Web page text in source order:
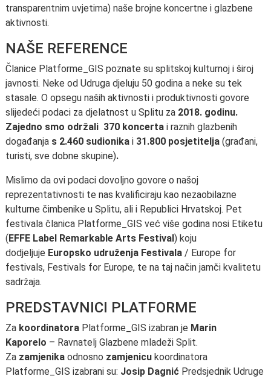
transparentnim uvjetima) naše brojne koncertne i glazbene
aktivnosti.
NAŠE REFERENCE
Članice Platforme_GIS poznate su splitskoj kulturnoj i široj
javnosti. Neke od Udruga djeluju 50 godina a neke su tek
stasale. O opsegu naših aktivnosti i produktivnosti govore
slijedeći podaci za djelatnost u Splitu za 2018. godinu.
Zajedno smo održali 370 koncerta i raznih glazbenih
događanja s 2.460 sudionika i 31.800 posjetitelja (građani,
turisti, sve dobne skupine).
Mislimo da ovi podaci dovoljno govore o našoj
reprezentativnosti te nas kvalificiraju kao nezaobilazne
kulturne čimbenike u Splitu, ali i Republici Hrvatskoj. Pet
festivala članica Platforme_GIS već više godina nosi Etiketu
(EFFE Label Remarkable Arts Festival) koju
dodjeljuje Europsko udruženja Festivala / Europe for
festivals, Festivals for Europe, te na taj način jamči kvalitetu
sadržaja.
PREDSTAVNICI PLATFORME
Za koordinatora Platforme_GIS izabran je Marin
Kaporelo – Ravnatelj Glazbene mladeži Split.
Za zamjenika odnosno zamjenicu koordinatora
Platforme_GIS izabrani su: Josip Dagnić Predsjednik Udruge